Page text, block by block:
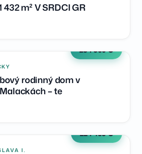
432 m² V SRDCI GR
234 900 €
rodinný dom v
– te
224 499 €
I.